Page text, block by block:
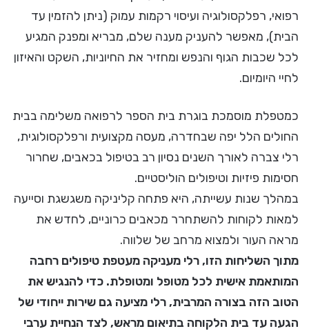
רפואי, רפלקסולוגיה ועיסוי רקמות עמוק (ניתן להזמין עד
הבית), מאפשר להעניק מענה שלם, מבריא ומפנק המגיע
לכל שכבות הגוף והנפש ומחזיר את החיוניות, השקט והאיזון
לחיי היומיום.
כמטפלת מוסמכת בוגרת בית הספר לרפואה משלימה בבית
החולים הלל יפה שבחדרה, מעסה מקצועית ורפלקסולוגית,
רלי צברה לאורך השנים נסיון רב בטיפול בכאבים, שחרור
חסימות פיזיות וטיפולים הוליסטיים.
במהלך שנות עשייתה, היא פתחה קליניקה משגשגת וסייעה
למאות לקוחות להשתחרר מכאבים כרוניים, לחדש את
מראה העור ולמצוא מרחב של שלווה.
מתוך השליחות הזו, רלי מעניקה מעטפת טיפולים רחבה
המותאמת אישית לכל מטופל ומטופלת. כדי להנגיש את
הטוב הזה בצורה המרבית, רלי מציעה גם שירות ייחודי של
הגעה עד בית הלקוחה בתיאום מראש, לצד הנחיית ערבי